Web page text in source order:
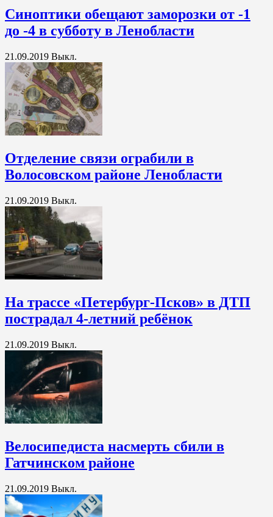
Синоптики обещают заморозки от -1
до -4 в субботу в Ленобласти
21.09.2019 Выкл.
Отделение связи ограбили в
Волосовском районе Ленобласти
21.09.2019 Выкл.
На трассе «Петербург-Псков» в ДТП
пострадал 4-летний ребёнок
21.09.2019 Выкл.
Велосипедиста насмерть сбили в
Гатчинском районе
21.09.2019 Выкл.